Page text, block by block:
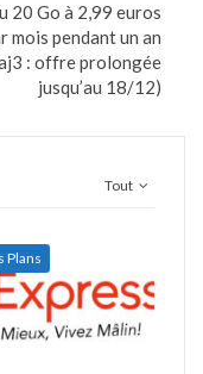
20 Go à 2,99 euros
mois pendant un an
: offre prolongée
jusqu’au 18/12)
Tout
Plans